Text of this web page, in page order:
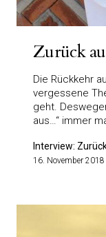
Zurück
Die Rückkehr
vergessene
geht.
aus…“ immer
Interview: Zurück
16. November 2018